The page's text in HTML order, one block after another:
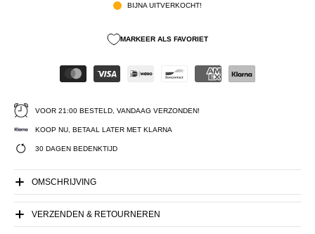
BIJNA UITVERKOCHT!
MARKEER ALS FAVORIET
VOOR 21:00 BESTELD, VANDAAG VERZONDEN!
KOOP NU, BETAAL LATER MET KLARNA
30 DAGEN BEDENKTIJD
OMSCHRIJVING
VERZENDEN & RETOURNEREN